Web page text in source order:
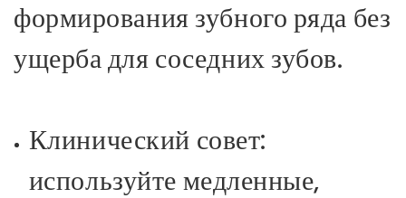
формирования зубного ряда без
ущерба для соседних зубов.
Клинический совет:
используйте медленные,